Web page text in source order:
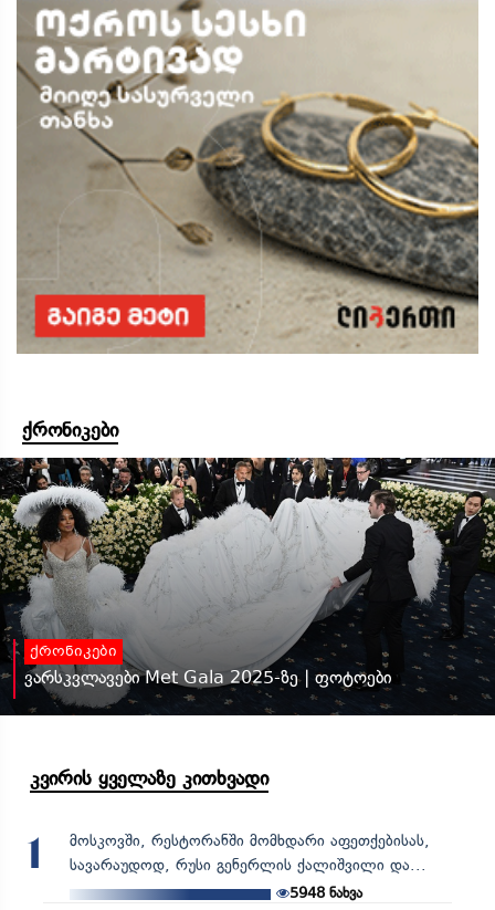
ქრონიკები
ქრონიკები
ვარსკვლავები Met Gala 2025-ზე | ფოტოები
კვირის ყველაზე კითხვადი
1
მოსკოვში, რესტორანში მომხდარი აფეთქებისას,
სავარაუდოდ, რუსი გენერლის ქალიშვილი და...
5948 ნახვა